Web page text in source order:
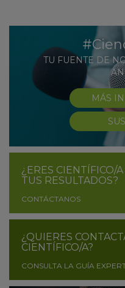
TU FUENTE DE
MÁS
¿ERES CIENTÍFICO/
TUS RESULTADOS?
CONTÁCTANOS
¿QUIERES
CIENTÍFICO/A?
CONSULTA LA GUÍA